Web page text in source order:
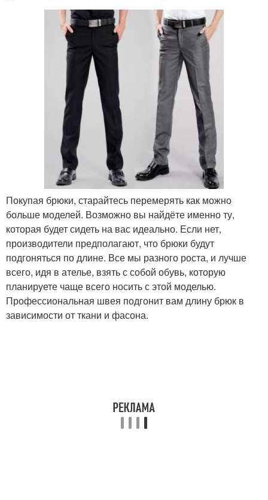
Покупая брюки, старайтесь перемерять как можно
больше моделей. Возможно вы найдёте именно ту,
которая будет сидеть на вас идеально. Если нет,
производители предполагают, что брюки будут
подгоняться по длине. Все мы разного роста, и лучше
всего, идя в ателье, взять с собой обувь, которую
планируете чаще всего носить с этой моделью.
Профессиональная швея подгонит вам длину брюк в
зависимости от ткани и фасона.